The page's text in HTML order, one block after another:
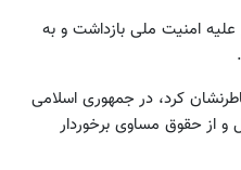
اتهام اقدام علیه امنیت ملی بازداشت و به
کرد، در جمهوری اسلامی
و از حقوق مساوی برخوردار